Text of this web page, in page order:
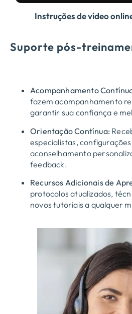
Instruções de vídeo
Suporte pós-
Acompanhamento
fazem acompanhamento
garantir sua confiança e
Orientação Contínua:
especialistas,
aconselhamento
feedback.
Recursos Adicionais de
protocolos atualizados,
novos tutoriais a qualquer